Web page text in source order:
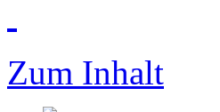
Zum Inhalt